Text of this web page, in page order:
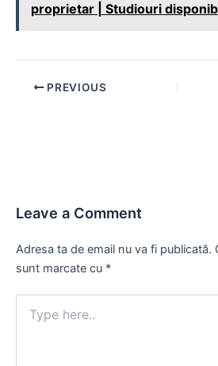
proprietar | Studiouri
Post PREVIOUS
Leave a Comment
Adresa ta de email nu va fi publicată.
sunt marcate cu *
here..